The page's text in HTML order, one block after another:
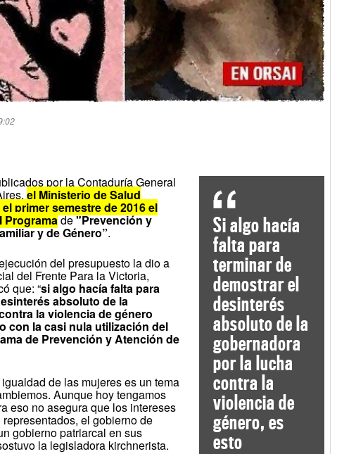
Si algo hacía
falta para
terminar de
demostrar el
desinterés
absoluto de la
gobernadora
por la lucha
contra la
violencia de
género, es
esto
por la Contaduría General
el Ministerio de Salud
primer semestre de 2016 el
Programade"Prevención y
y de Género”.
del presupuesto la dio a
del Frente Para la Victoria,
que: “si algo hacía falta para
absoluto de la
la violencia de género
con la casi nula utilización del
de Prevención y Atención de
de las mujeres es un tema
Aunque hoy tengamos
eso no asegura que los intereses
el gobierno de
gobierno patriarcal en sus
la legisladora kirchnerista.